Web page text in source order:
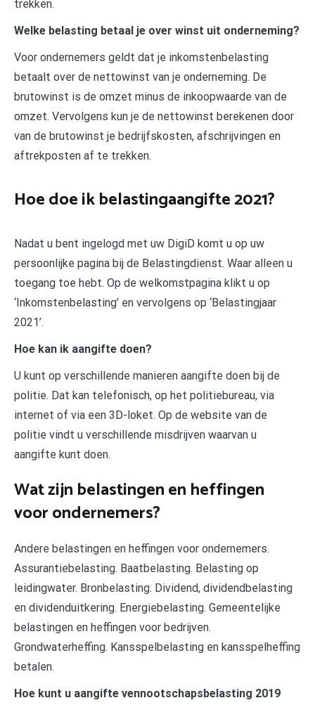
trekken.
Welke belasting betaal je over winst uit onderneming?
Voor ondernemers geldt dat je inkomstenbelasting
betaalt over de nettowinst van je onderneming. De
brutowinst is de omzet minus de inkoopwaarde van de
omzet. Vervolgens kun je de nettowinst berekenen door
van de brutowinst je bedrijfskosten, afschrijvingen en
aftrekposten af te trekken.
Hoe doe ik belastingaangifte 2021?
Nadat u bent ingelogd met uw DigiD komt u op uw
persoonlijke pagina bij de Belastingdienst. Waar alleen u
toegang toe hebt. Op de welkomstpagina klikt u op
‘Inkomstenbelasting’ en vervolgens op ‘Belastingjaar
2021’.
Hoe kan ik aangifte doen?
U kunt op verschillende manieren aangifte doen bij de
politie. Dat kan telefonisch, op het politiebureau, via
internet of via een 3D-loket. Op de website van de
politie vindt u verschillende misdrijven waarvan u
aangifte kunt doen.
Wat zijn belastingen en heffingen
voor ondernemers?
Andere belastingen en heffingen voor ondernemers.
Assurantiebelasting. Baatbelasting. Belasting op
leidingwater. Bronbelasting. Dividend, dividendbelasting
en dividenduitkering. Energiebelasting. Gemeentelijke
belastingen en heffingen voor bedrijven.
Grondwaterheffing. Kansspelbelasting en kansspelheffing
betalen.
Hoe kunt u aangifte vennootschapsbelasting 2019